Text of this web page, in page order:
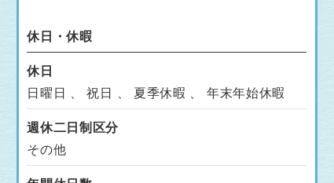
休日・休暇
休日
日曜日 、 祝日 、 夏季休暇 、 年末年始休暇
週休二日制区分
その他